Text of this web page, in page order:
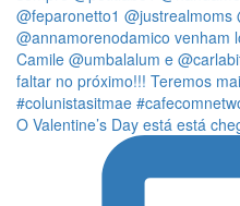
O Valentine’s Day está está